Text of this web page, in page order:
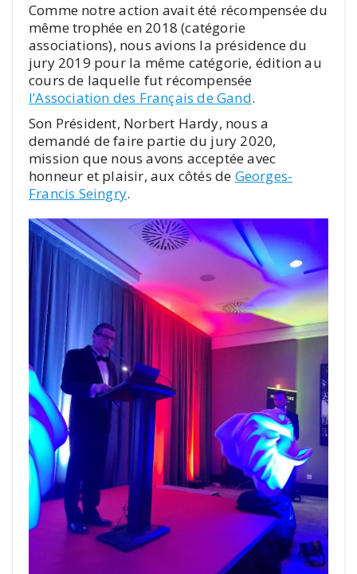
Comme notre action avait été récompensée du
même trophée en 2018 (catégorie
associations), nous avions la présidence du
jury 2019 pour la même catégorie, édition au
cours de laquelle fut récompensée
l’Association des Français de Gand.
Son Président, Norbert Hardy, nous a
demandé de faire partie du jury 2020,
mission que nous avons acceptée avec
honneur et plaisir, aux côtés de Georges-
Francis Seingry.